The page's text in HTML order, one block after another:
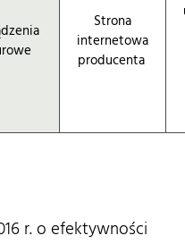
Strona
internetowa
producenta
r. o efektywności